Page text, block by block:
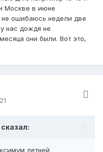
Москве в июне
ошибаюсь недели две
нас дождя не
они были. Вот это,
летней